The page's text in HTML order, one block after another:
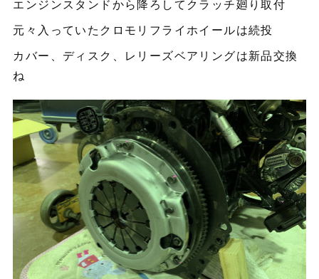
エンジンスタンドから降ろしてクラッチ廻り取付
元々入っていたクロモリフライホイールは続投
カバー、ディスク、レリーズベアリングは新品交換
ね